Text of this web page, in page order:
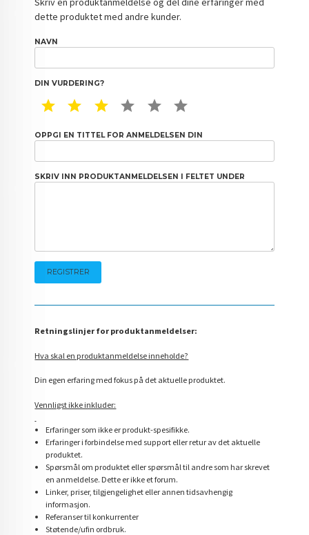
dette produktet med andre kunder.
NAVN
DIN VURDERING?
1 STAR2 STAR3 STAR4 STAR5 STAR
OPPGI EN TITTEL FOR ANMELDELSEN DIN
SKRIV INN PRODUKTANMELDELSEN I FELTET UNDER
Retningslinjer for produktanmeldelser:
Hva skal en produktanmeldelse inneholde?
Din egen erfaring med fokus på det aktuelle produktet.
Vennligst ikke inkluder:
Erfaringer som ikke er produkt-spesifikke.
Erfaringer i forbindelse med support eller retur av det aktuelle
produktet.
Spørsmål om produktet eller spørsmål til andre som har skrevet
en anmeldelse. Dette er ikke et forum.
Linker, priser, tilgjengelighet eller annen tidsavhengig
informasjon.
Referanser til konkurrenter
Støtende/ufin ordbruk.